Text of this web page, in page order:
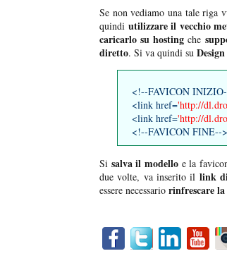
Se non vediamo una tale riga
quindi utilizzare il vecchio
caricarlo su hosting che
diretto. Si va quindi su
<!--FAVICON
<link href='http://
<link href='http://
<!--FAVICON FINE-->
Si salva il modelloe la
due volte, va inserito il link
essere necessario rinfrescare